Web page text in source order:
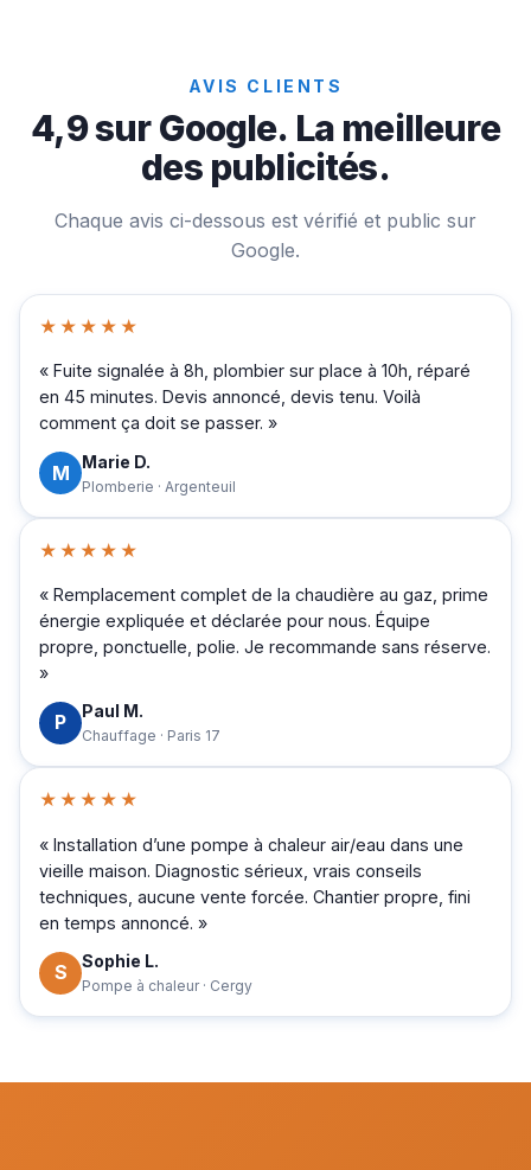
AVIS CLIENTS
4,9 sur Google. La meilleure
des publicités.
Chaque avis ci-dessous est vérifié et public sur
Google.
★★★★★
« Fuite signalée à 8h, plombier sur place à 10h, réparé
en 45 minutes. Devis annoncé, devis tenu. Voilà
comment ça doit se passer. »
M Marie D.
Plomberie · Argenteuil
★★★★★
« Remplacement complet de la chaudière au gaz, prime
énergie expliquée et déclarée pour nous. Équipe
propre, ponctuelle, polie. Je recommande sans réserve.
»
P Paul M.
Chauffage · Paris 17
★★★★★
« Installation d’une pompe à chaleur air/eau dans une
vieille maison. Diagnostic sérieux, vrais conseils
techniques, aucune vente forcée. Chantier propre, fini
en temps annoncé. »
S Sophie L.
Pompe à chaleur · Cergy